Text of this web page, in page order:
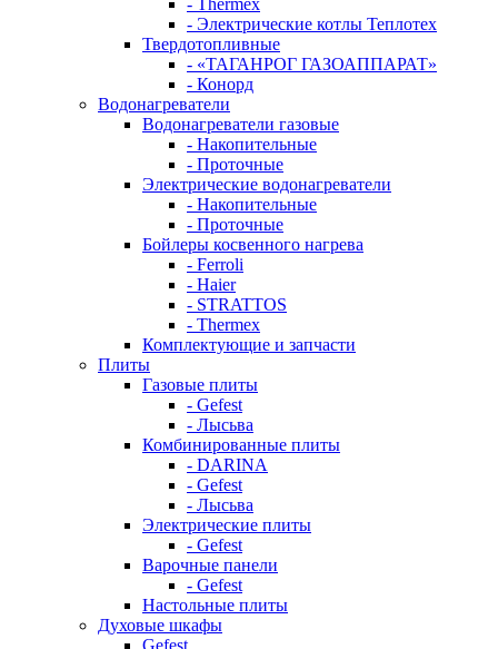
- Thermex
- Электрические котлы Теплотех
Твердотопливные
- «ТАГАНРОГ ГАЗОАППАРАТ»
- Конорд
Водонагреватели
Водонагреватели газовые
- Накопительные
- Проточные
Электрические водонагреватели
- Накопительные
- Проточные
Бойлеры косвенного нагрева
- Ferroli
- Haier
- STRATTOS
- Thermex
Комплектующие и запчасти
Плиты
Газовые плиты
- Gefest
- Лысьва
Комбинированные плиты
- DARINA
- Gefest
- Лысьва
Электрические плиты
- Gefest
Варочные панели
- Gefest
Настольные плиты
Духовые шкафы
Gefest